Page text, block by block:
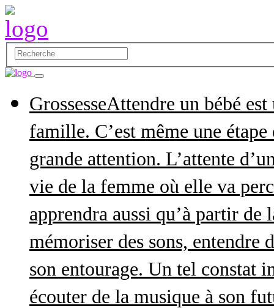
GrossesseAttendre un bébé
famille. C’est même une
grande attention. L’attente
vie de la femme où elle va
apprendra aussi qu’à partir
mémoriser des sons, entendre
son entourage. Un tel constat
écouter de la musique à son